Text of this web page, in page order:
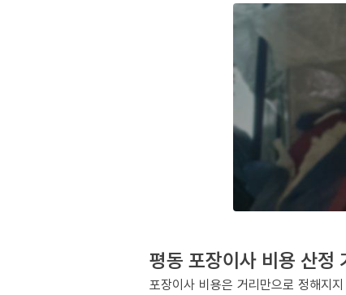
평동 포장이사 비용 산정
포장이사 비용은 거리만으로 정해지